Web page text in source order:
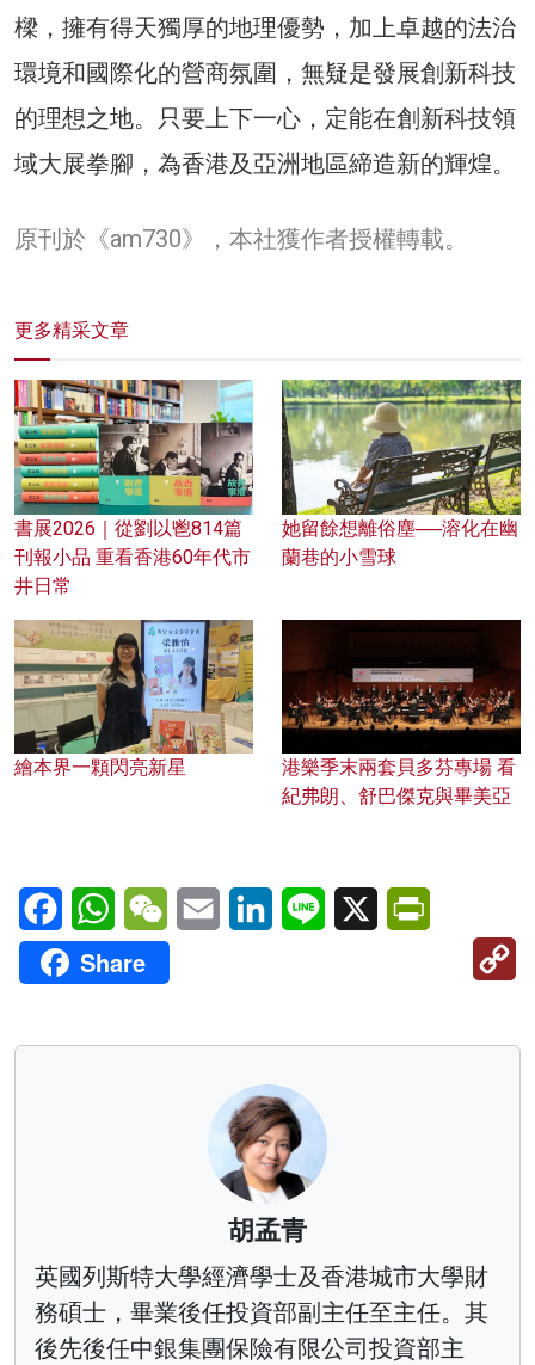
樑，擁有得天獨厚的地理優勢，加上卓越的法治
環境和國際化的營商氛圍，無疑是發展創新科技
的理想之地。只要上下一心，定能在創新科技領
域大展拳腳，為香港及亞洲地區締造新的輝煌。
原刊於《am730》，本社獲作者授權轉載。
更多精采文章
書展2026｜從劉以鬯814篇
刊報小品 重看香港60年代市
井日常
她留餘想離俗塵──溶化在幽
蘭巷的小雪球
繪本界一顆閃亮新星
港樂季末兩套貝多芬專場 看
紀弗朗、舒巴傑克與畢美亞
FacebookWhatsAppWeChatEmail LinkedInLine X
Share
胡孟青
英國列斯特大學經濟學士及香港城市大學財
務碩士，畢業後任投資部副主任至主任。其
後先後任中銀集團保險有限公司投資部主